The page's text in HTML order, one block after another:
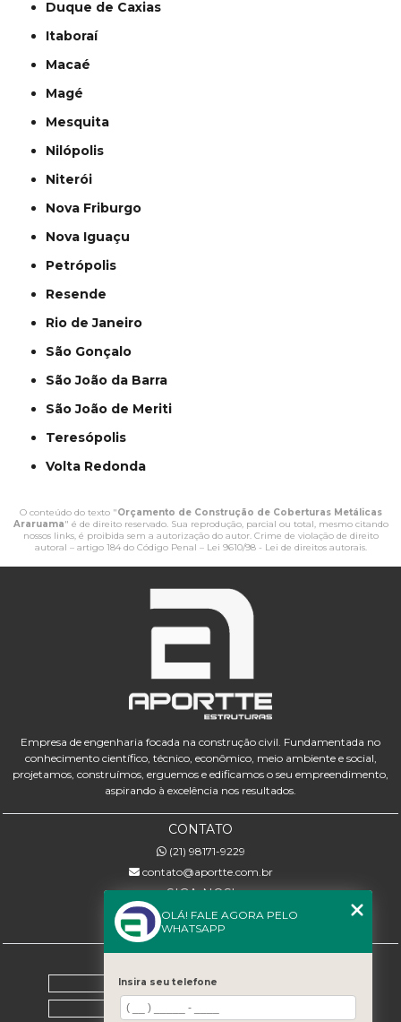
Duque de Caxias
Itaboraí
Macaé
Magé
Mesquita
Nilópolis
Niterói
Nova Friburgo
Nova Iguaçu
Petrópolis
Resende
Rio de Janeiro
São Gonçalo
São João da Barra
São João de Meriti
Teresópolis
Volta Redonda
O conteúdo do texto "Orçamento de Construção de Coberturas Metálicas
Araruama" é de direito reservado. Sua reprodução, parcial ou total, mesmo citando
nossos links, é proibida sem a autorização do autor. Crime de violação de direito
autoral – artigo 184 do Código Penal – Lei 9610/98 - Lei de direitos autorais.
Empresa de engenharia focada na construção civil. Fundamentada no
conhecimento científico, técnico, econômico, meio ambiente e social,
projetamos, construímos, erguemos e edificamos o seu empreendimento,
aspirando à excelência nos resultados.
CONTATO
(21) 98171-9229
contato@aportte.com.br
SIGA-NOS!
Home
Sobre nós
OLÁ! FALE AGORA PELO
WHATSAPP
Insira seu telefone